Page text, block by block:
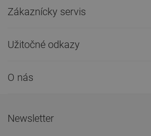
Zákaznícky servis
Užitočné odkazy
O nás
Newsletter